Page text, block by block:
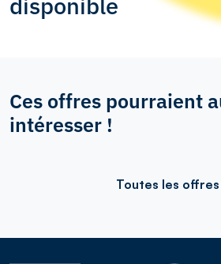
Ces offres pourraient
intéresser !
Toutes les offres